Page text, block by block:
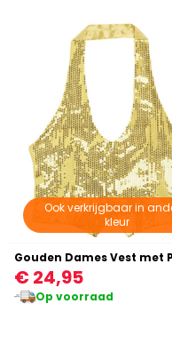
Ook verkrijgbaar in
kleur
€ 24,95
Op voorraad